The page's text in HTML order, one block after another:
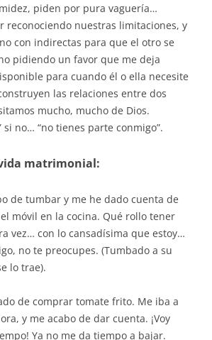
piden por pura vaguería…
reconociendo nuestras limitaciones, y
con indirectas para que el otro se
pidiendo un favor que me deja
para cuando él o ella necesite
las relaciones entre dos
mucho, mucho de Dios.
si no… “no tienes parte conmigo”.
matrimonial:
de tumbar y me he dado cuenta de
móvil en la cocina. Qué rollo tener
vez… con lo cansadísima que estoy…
no te preocupes. (Tumbado a su
lo trae).
de comprar tomate frito. Me iba a
y me acabo de dar cuenta. ¡Voy
Ya no me da tiempo a bajar.